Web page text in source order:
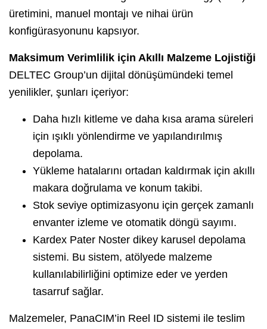
üretimini, manuel montajı ve nihai ürün
konfigürasyonunu kapsıyor.
Maksimum Verimlilik için Akıllı Malzeme Lojistiği
DELTEC Group’un dijital dönüşümündeki temel
yenilikler, şunları içeriyor:
Daha hızlı kitleme ve daha kısa arama süreleri
için ışıklı yönlendirme ve yapılandırılmış
depolama.
Yükleme hatalarını ortadan kaldırmak için akıllı
makara doğrulama ve konum takibi.
Stok seviye optimizasyonu için gerçek zamanlı
envanter izleme ve otomatik döngü sayımı.
Kardex Pater Noster dikey karusel depolama
sistemi. Bu sistem, atölyede malzeme
kullanılabilirliğini optimize eder ve yerden
tasarruf sağlar.
Malzemeler, PanaCIM’in Reel ID sistemi ile teslim